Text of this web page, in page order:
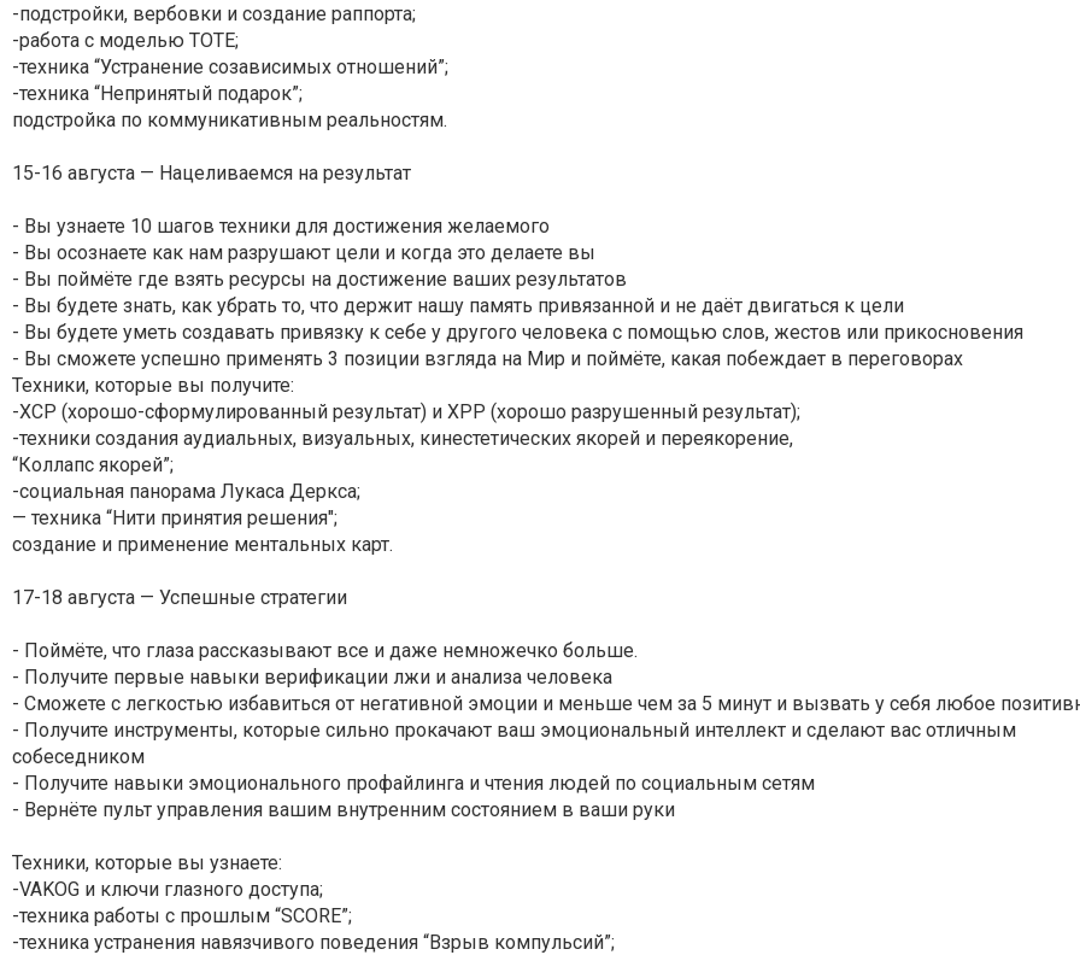
-подстройки, вербовки и создание раппорта;
-работа с моделью ТОТЕ;
-техника “Устранение созависимых отношений”;
-техника “Непринятый подарок”;
подстройка по коммуникативным реальностям.
15-16 августа — Нацеливаемся на результат
- Вы узнаете 10 шагов техники для достижения желаемого
- Вы осознаете как нам разрушают цели и когда это делаете вы
- Вы поймёте где взять ресурсы на достижение ваших результатов
- Вы будете знать, как убрать то, что держит нашу память привязанной и не даёт двигаться к цели
- Вы будете уметь создавать привязку к себе у другого человека с помощью слов, жестов или прикосновения
- Вы сможете успешно применять 3 позиции взгляда на Мир и поймёте, какая побеждает в переговорах
Техники, которые вы получите:
-ХСР (хорошо-сформулированный результат) и ХРР (хорошо разрушенный результат);
-техники создания аудиальных, визуальных, кинестетических якорей и переякорение,
“Коллапс якорей”;
-социальная панорама Лукаса Деркса;
— техника “Нити принятия решения";
создание и применение ментальных карт.
17-18 августа — Успешные стратегии
- Поймёте, что глаза рассказывают все и даже немножечко больше.
- Получите первые навыки верификации лжи и анализа человека
- Сможете с легкостью избавиться от негативной эмоции и меньше чем за 5 минут и вызвать у себя любое
- Получите инструменты, которые сильно прокачают ваш эмоциональный интеллект и сделают вас отличным
собеседником
- Получите навыки эмоционального профайлинга и чтения людей по социальным сетям
- Вернёте пульт управления вашим внутренним состоянием в ваши руки
Техники, которые вы узнаете:
-VAKOG и ключи глазного доступа;
-техника работы с прошлым “SCORE”;
-техника устранения навязчивого поведения “Взрыв компульсий”;